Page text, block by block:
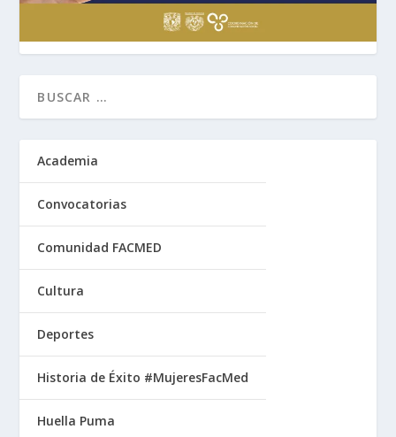
Academia
Convocatorias
Comunidad FACMED
Cultura
Deportes
Historia de Éxito #MujeresFacMed
Huella Puma